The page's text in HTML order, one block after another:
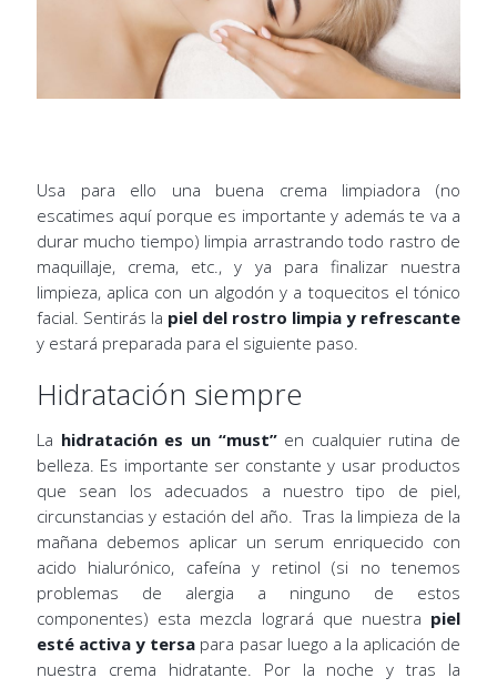
Usa para ello una buena crema limpiadora (no
escatimes aquí porque es importante y además te va a
durar mucho tiempo) limpia arrastrando todo rastro de
maquillaje, crema, etc., y ya para finalizar nuestra
limpieza, aplica con un algodón y a toquecitos el tónico
facial. Sentirás la piel del rostro limpia y refrescante
y estará preparada para el siguiente paso.
Hidratación siempre
La hidratación es un “must”en cualquier rutina de
belleza. Es importante ser constante y usar productos
que sean los adecuados a nuestro tipo de piel,
circunstancias y estación del año. Tras la limpieza de la
mañana debemos aplicar un serum enriquecido con
acido hialurónico, cafeína y retinol (si no tenemos
problemas de alergia a ninguno de estos
componentes) esta mezcla logrará que nuestra piel
esté activa y tersa para pasar luego a la aplicación de
nuestra crema hidratante. Por la noche y tras la